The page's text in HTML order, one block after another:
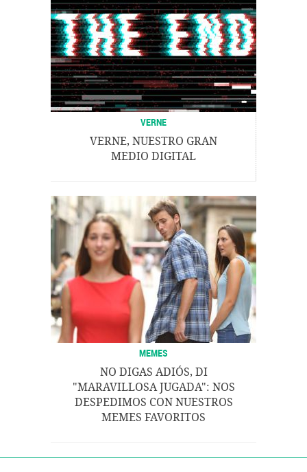
VERNE
VERNE, NUESTRO GRAN
MEDIO DIGITAL
MEMES
NO DIGAS ADIÓS, DI
"MARAVILLOSA JUGADA": NOS
DESPEDIMOS CON NUESTROS
MEMES FAVORITOS